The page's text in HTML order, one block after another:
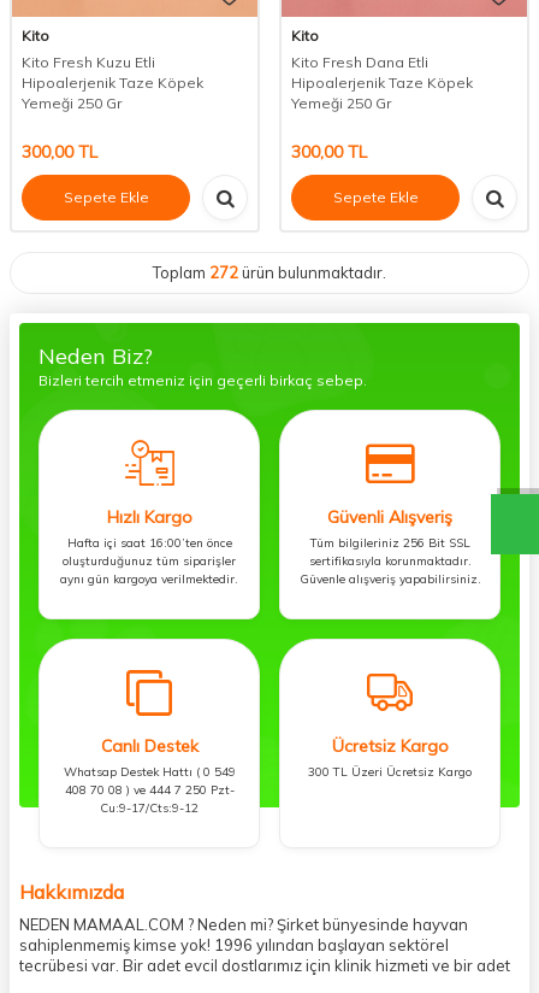
Kito
Kito Fresh Kuzu Etli
Hipoalerjenik Taze Köpek
Yemeği 250 Gr
300,00TL
Sepete Ekle
Kito
Kito Fresh Dana Etli
Hipoalerjenik Taze Köpek
Yemeği 250 Gr
300,00TL
Sepete Ekle
Toplam 272ürün bulunmaktadır.
Neden Biz?
Bizleri tercih etmeniz için geçerli birkaç sebep.
Hızlı Kargo
Hafta içi saat 16:00’ten önce
oluşturduğunuz tüm siparişler
aynı gün kargoya verilmektedir.
Güvenli Alışveriş
Tüm bilgileriniz 256 Bit SSL
sertifikasıyla korunmaktadır.
Güvenle alışveriş yapabilirsiniz.
Canlı Destek
Whatsap Destek Hattı ( 0 549
408 70 08 ) ve 444 7 250 Pzt-
Cu:9-17/Cts:9-12
Ücretsiz Kargo
300 TL Üzeri Ücretsiz Kargo
Hakkımızda
NEDEN MAMAAL.COM ? Neden mi? Şirket bünyesinde hayvan
sahiplenmemiş kimse yok! 1996 yılından başlayan sektörel
tecrübesi var. Bir adet evcil dostlarımız için klinik hizmeti ve bir adet